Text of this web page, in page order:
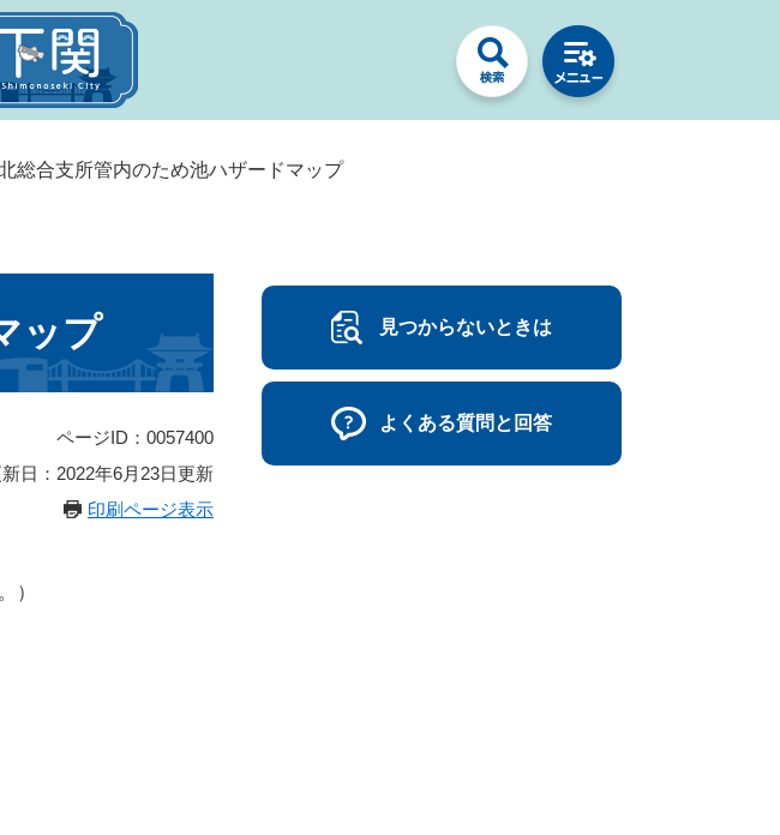
総合支所管内のため池ハザードマップ
ップ
ページID：0057400
日：2022年6月23日更新
印刷ページ表示
）
見つからないときは
よくある質問と回答